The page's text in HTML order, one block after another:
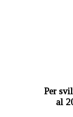
Per
al